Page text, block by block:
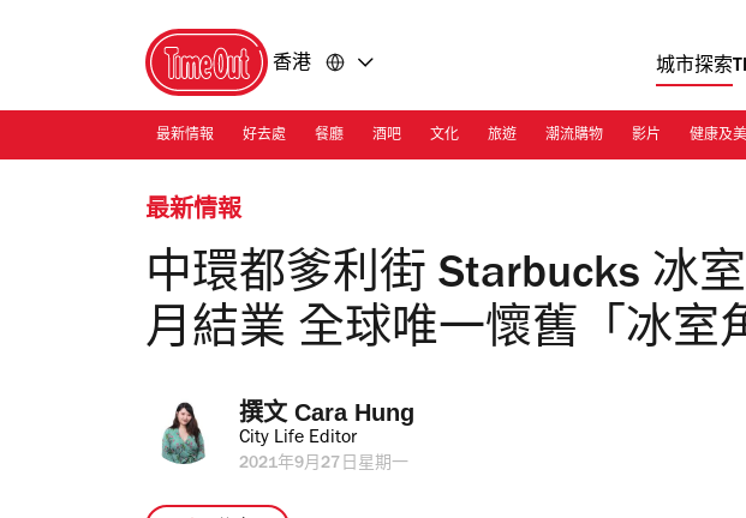
香港 城市探索
最新情報 好去處 餐廳 酒吧 文化 旅遊 潮流購物 影片 健康及
最新情報
中環都爹利街 Starbucks 冰
月結業 全球唯一懷舊「冰室
撰文 Cara Hung
City Life Editor
2021年9月27日星期一